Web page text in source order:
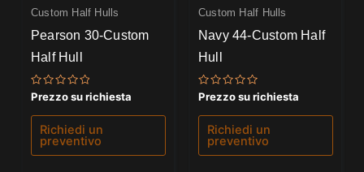
Custom Half Hulls
Pearson 30-Custom
Half Hull
Valutato
0
su
Prezzo su richiesta
Richiedi un
preventivo
Custom Half Hulls
Navy 44-Custom Half
Hull
Valutato
0
su
Prezzo su richiesta
Richiedi un
preventivo